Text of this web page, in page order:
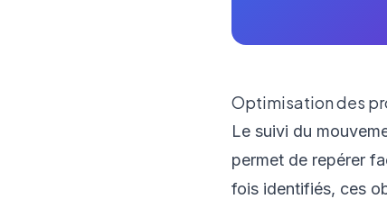
Optimisation des
Le suivi du
permet de repérer
fois identifiés, ces